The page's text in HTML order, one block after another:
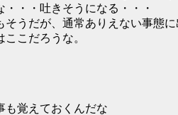
・・吐きそうになる・・・
そうだが、通常ありえない事態
こだろうな。
も覚えておくんだな